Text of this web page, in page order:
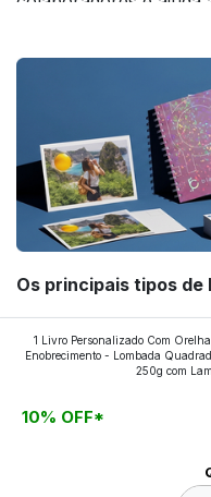
Os principais tipos de
Quer saber quais os
aplicados nos
continue a leitura que
1 Livro Personalizado Com
Enobrecimento - Lombada
250g com
10% OFF*